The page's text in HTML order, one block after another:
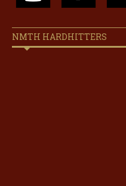
NMTH HARDHITTERS